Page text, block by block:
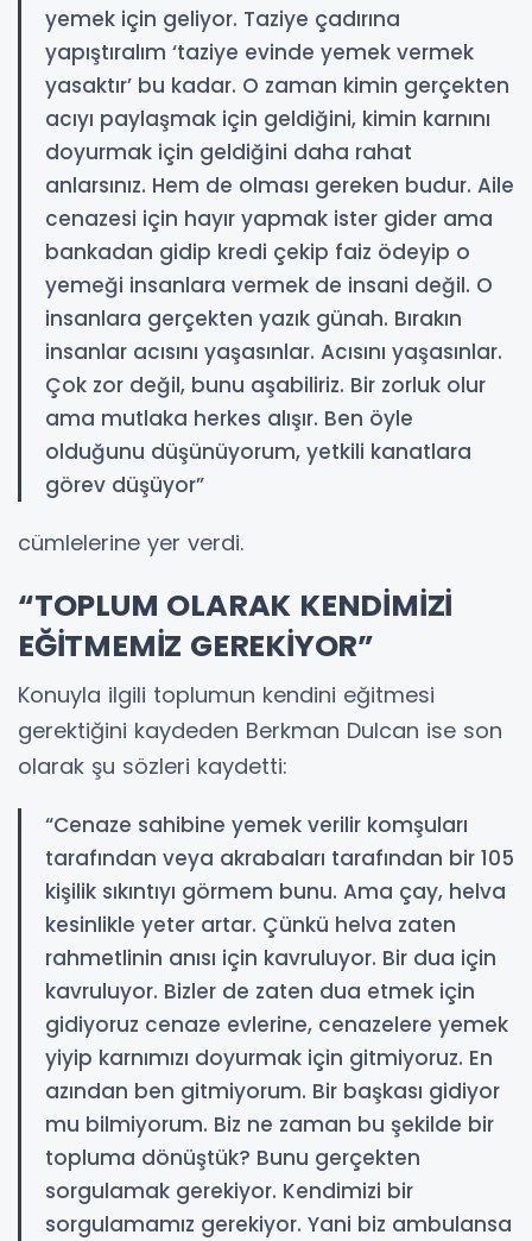
yemek için geliyor. Taziye çadırına
yapıştıralım ‘taziye evinde yemek vermek
yasaktır’ bu kadar. O zaman kimin gerçekten
acıyı paylaşmak için geldiğini, kimin karnını
doyurmak için geldiğini daha rahat
anlarsınız. Hem de olması gereken budur. Aile
cenazesi için hayır yapmak ister gider ama
bankadan gidip kredi çekip faiz ödeyip o
yemeği insanlara vermek de insani değil. O
insanlara gerçekten yazık günah. Bırakın
insanlar acısını yaşasınlar. Acısını yaşasınlar.
Çok zor değil, bunu aşabiliriz. Bir zorluk olur
ama mutlaka herkes alışır. Ben öyle
olduğunu düşünüyorum, yetkili kanatlara
görev düşüyor”
cümlelerine yer verdi.
“TOPLUM OLARAK KENDİMİZİ
EĞİTMEMİZ GEREKİYOR”
Konuyla ilgili toplumun kendini eğitmesi
gerektiğini kaydeden Berkman Dulcan ise son
olarak şu sözleri kaydetti:
“Cenaze sahibine yemek verilir komşuları
tarafından veya akrabaları tarafından bir 105
kişilik sıkıntıyı görmem bunu. Ama çay, helva
kesinlikle yeter artar. Çünkü helva zaten
rahmetlinin anısı için kavruluyor. Bir dua için
kavruluyor. Bizler de zaten dua etmek için
gidiyoruz cenaze evlerine, cenazelere yemek
yiyip karnımızı doyurmak için gitmiyoruz. En
azından ben gitmiyorum. Bir başkası gidiyor
mu bilmiyorum. Biz ne zaman bu şekilde bir
topluma dönüştük? Bunu gerçekten
sorgulamak gerekiyor. Kendimizi bir
sorgulamamız gerekiyor. Yani biz ambulansa